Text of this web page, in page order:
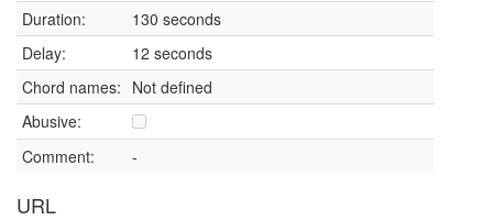
Duration:
130 seconds
Delay:
12 seconds
Chord names: Not defined
Abusive:
Comment:
-
URL